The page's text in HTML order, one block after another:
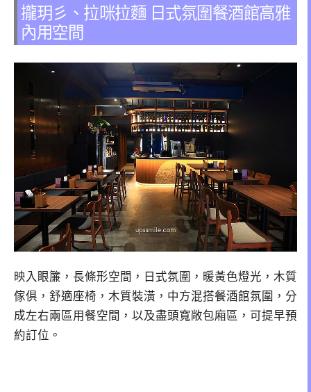
攏玥彡、拉咪拉麵 日式氛圍餐酒館高雅
內用空間
映入眼簾，長條形空間，日式氛圍，暖黃色燈光，木質
傢俱，舒適座椅，木質裝潢，中方混搭餐酒館氛圍，分
成左右兩區用餐空間，以及盡頭寬敞包廂區，可提早預
約訂位。